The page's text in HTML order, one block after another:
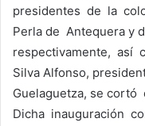
presidentes de la
Perla de Antequera y
respectivamente, así
Silva Alfonso,
Guelaguetza, se
Dicha inauguración